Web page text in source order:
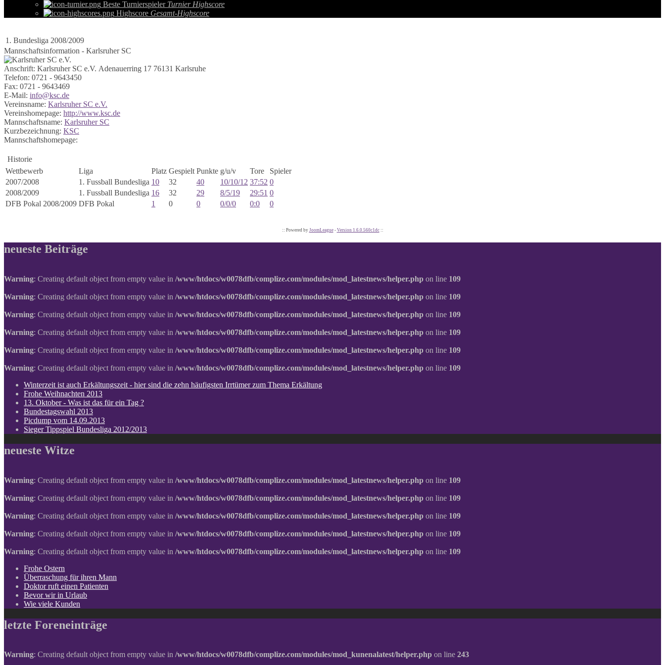
Beste Turnierspieler Turnier Highscore
Highscore Gesamt-Highscore
1. Bundesliga 2008/2009
Mannschaftsinformation - Karlsruher SC
Anschrift: Karlsruher SC e.V. Adenauerring 17 76131 Karlsruhe
Telefon: 0721 - 9643450
Fax: 0721 - 9643469
E-Mail: info@ksc.de
Vereinsname: Karlsruher SC e.V.
Vereinshomepage: http://www.ksc.de
Mannschaftsname: Karlsruher SC
Kurzbezeichnung: KSC
Mannschaftshomepage:
Historie
Wettbewerb
Liga Platz Gespielt Punkte g/u/v Tore
Spieler
2007/2008
1. Fussball Bundesliga 10 32 40 10/10/12 37:52 0
2008/2009
1. Fussball Bundesliga 16 32 29 8/5/19 29:51 0
DFB Pokal 2008/2009 DFB Pokal 1 0 0 0/0/0 0:0 0
:: Powered by JoomLeague- Version 1.6.0.560c1dc::
neueste Beiträge
Warning: Creating default object from empty value in /www/htdocs/w0078dfb/complize.com/modules/mod_latestnews/helper.php on line 109
Warning: Creating default object from empty value in /www/htdocs/w0078dfb/complize.com/modules/mod_latestnews/helper.php on line 109
Warning: Creating default object from empty value in /www/htdocs/w0078dfb/complize.com/modules/mod_latestnews/helper.php on line 109
Warning: Creating default object from empty value in /www/htdocs/w0078dfb/complize.com/modules/mod_latestnews/helper.php on line 109
Warning: Creating default object from empty value in /www/htdocs/w0078dfb/complize.com/modules/mod_latestnews/helper.php on line 109
Warning: Creating default object from empty value in /www/htdocs/w0078dfb/complize.com/modules/mod_latestnews/helper.php on line 109
Winterzeit ist auch Erkältungszeit - hier sind die zehn häufigsten Irrtümer zum Thema Erkältung
Frohe Weihnachten 2013
13. Oktober - Was ist das für ein Tag ?
Bundestagswahl 2013
Picdump vom 14.09.2013
Sieger Tippspiel Bundesliga 2012/2013
neueste Witze
Warning: Creating default object from empty value in /www/htdocs/w0078dfb/complize.com/modules/mod_latestnews/helper.php on line 109
Warning: Creating default object from empty value in /www/htdocs/w0078dfb/complize.com/modules/mod_latestnews/helper.php on line 109
Warning: Creating default object from empty value in /www/htdocs/w0078dfb/complize.com/modules/mod_latestnews/helper.php on line 109
Warning: Creating default object from empty value in /www/htdocs/w0078dfb/complize.com/modules/mod_latestnews/helper.php on line 109
Warning: Creating default object from empty value in /www/htdocs/w0078dfb/complize.com/modules/mod_latestnews/helper.php on line 109
Frohe Ostern
Überraschung für ihren Mann
Doktor ruft einen Patienten
Bevor wir in Urlaub
Wie viele Kunden
letzte Foreneinträge
Warning: Creating default object from empty value in /www/htdocs/w0078dfb/complize.com/modules/mod_kunenalatest/helper.php on line 243